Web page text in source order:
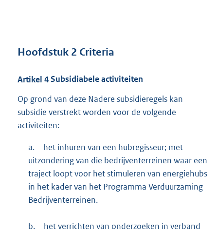
Hoofdstuk 2 Criteria
Artikel 4Subsidiabele activiteiten
Op grond van deze Nadere subsidieregels kan
subsidie verstrekt worden voor de volgende
activiteiten:
a.
het inhuren van een hubregisseur; met
uitzondering van die bedrijventerreinen waar een
traject loopt voor het stimuleren van energiehubs
in het kader van het Programma Verduurzaming
Bedrijventerreinen.
b.
het verrichten van onderzoeken in verband